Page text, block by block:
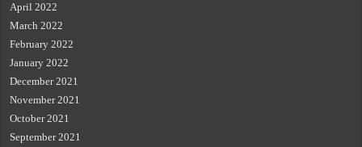
April 2022
March 2022
February 2022
January 2022
December 2021
November 2021
October 2021
September 2021